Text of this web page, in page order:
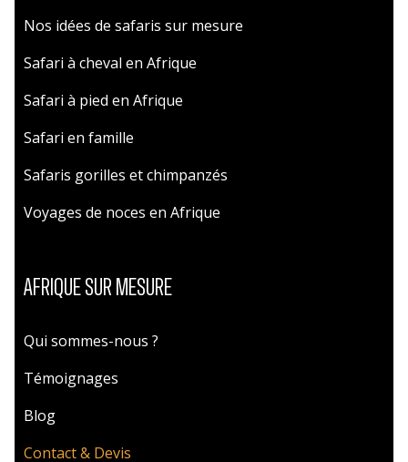
Nos idées de safaris sur mesure
Safari à cheval en Afrique
Safari à pied en Afrique
Safari en famille
Safaris gorilles et chimpanzés
Voyages de noces en Afrique
AFRIQUE SUR MESURE
Qui sommes-nous ?
Témoignages
Blog
Contact & Devis